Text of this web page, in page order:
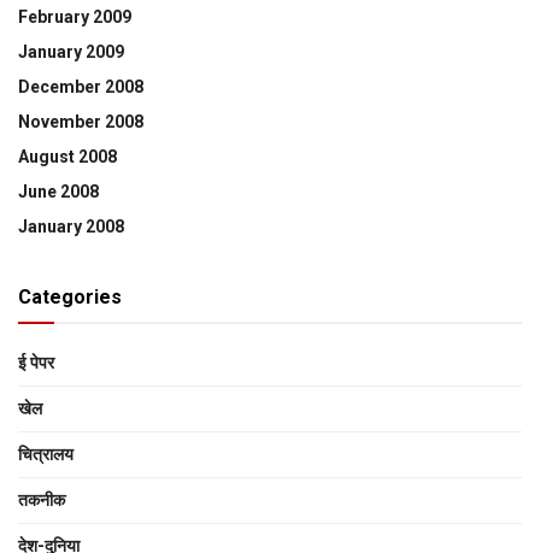
February 2009
January 2009
December 2008
November 2008
August 2008
June 2008
January 2008
Categories
ई पेपर
खेल
चित्रालय
तकनीक
देश-दुनिया